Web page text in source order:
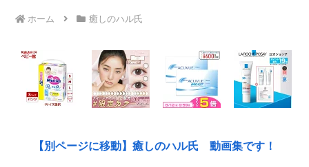
ホーム 癒しのハル氏
【別ページに移動】癒しのハル氏 動画集です！